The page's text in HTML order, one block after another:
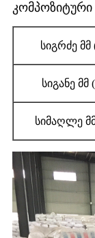
კომპოზიტური
სიგრძე მმ
სიგანე მმ
სიმაღლე